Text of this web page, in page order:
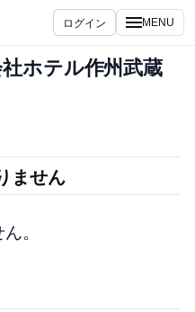
ログイン MENU
ホテル作州武蔵
ません
。